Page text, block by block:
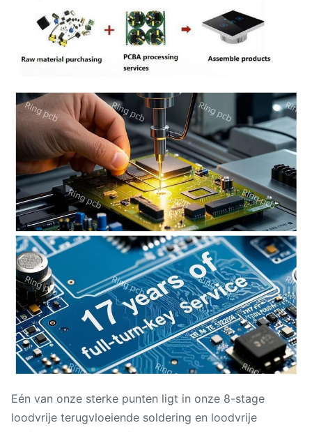
Eén van onze sterke punten ligt in onze 8-stage
loodvrije terugvloeiende soldering en loodvrije